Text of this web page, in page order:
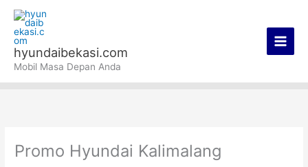
konten
hyundaibekasi.com
Mobil Masa Depan Anda
Promo Hyundai Kalimalang